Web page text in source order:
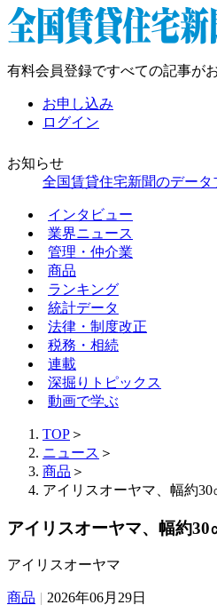
有料会員登録ですべての記事が
お申し込み
ログイン
お知らせ
全国賃貸住宅新聞のデータ
インタビュー
業界ニュース
管理・仲介業
商品
ランキング
統計データ
法律・制度改正
税務・相続
連載
深掘りトピックス
動画で学ぶ
TOP ＞
ニュース ＞
商品 ＞
アイリスオーヤマ、幅約
アイリスオーヤマ、幅約30
アイリスオーヤマ
商品 | 2026年06月29日